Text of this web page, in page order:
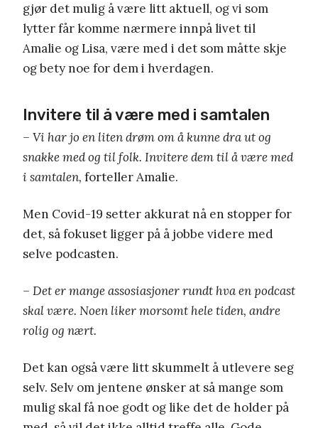
gjør det mulig å være litt aktuell, og vi som
lytter får komme nærmere innpå livet til
Amalie og Lisa, være med i det som måtte skje
og bety noe for dem i hverdagen.
Invitere til å være med i samtalen
– Vi har jo en liten drøm om å kunne dra ut og
snakke med og til folk. Invitere dem til å være med
i samtalen, forteller Amalie.
Men Covid-19 setter akkurat nå en stopper for
det, så fokuset ligger på å jobbe videre med
selve podcasten.
– Det er mange assosiasjoner rundt hva en podcast
skal være. Noen liker morsomt hele tiden, andre
rolig og nært.
Det kan også være litt skummelt å utlevere seg
selv. Selv om jentene ønsker at så mange som
mulig skal få noe godt og like det de holder på